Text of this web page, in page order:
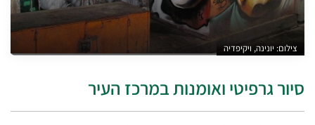
צילום: יונינה, ויקיפדיה
סיור גרפיטי ואומנות במרכז העיר